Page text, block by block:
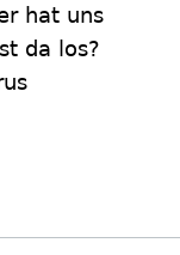
hat uns
da los?